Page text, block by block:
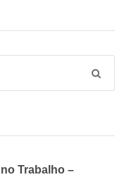
Trabalho –